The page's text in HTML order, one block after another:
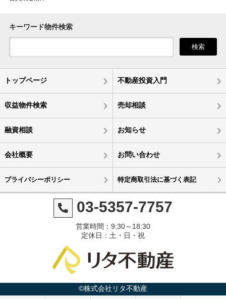
キーワード物件検索
検索
トップページ 不動産投資入門
収益物件検索 売却相談
融資相談 お知らせ
会社概要 お問い合わせ
プライバシーポリシー 特定商取引法に基づく表記
03-5357-7757
営業時間：9:30～18:30
定休日：土・日・祝
©株式会社リタ不動産